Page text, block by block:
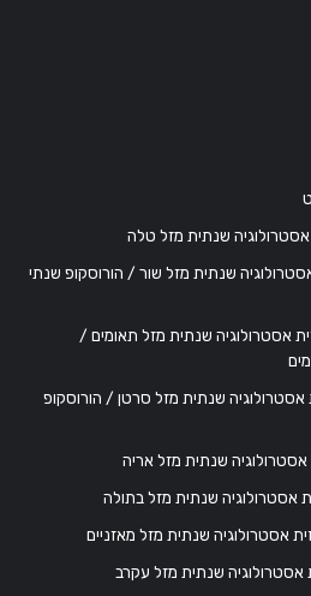
/ תחזית אסטרולוגיה שנתית מזל שור / הורוסקופ שנתי
/ תחזית אסטרולוגיה שנתית מזל תאומים /
/ תחזית אסטרולוגיה שנתית מזל סרטן / הורוסקופ